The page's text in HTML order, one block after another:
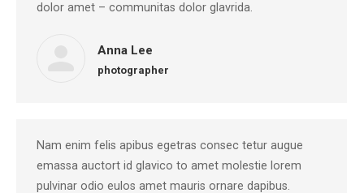
dolor amet – communitas dolor glavrida.
Anna Lee
photographer
Nam enim felis apibus egetras consec tetur augue
emassa auctort id glavico to amet molestie lorem
pulvinar odio eulos amet mauris ornare dapibus.